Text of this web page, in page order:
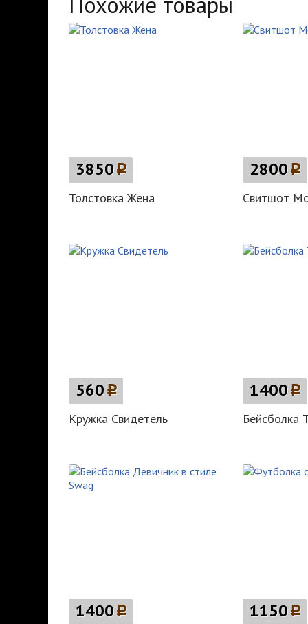
3850p
Толстовка Жена
2800p
Свитшот
560p
Кружка Свидетель
1400p
Бейсболка
1400p 1150p